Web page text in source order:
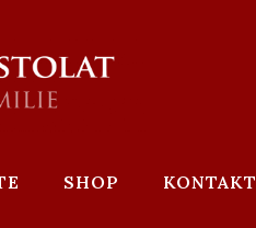
SHOP KONTAKT